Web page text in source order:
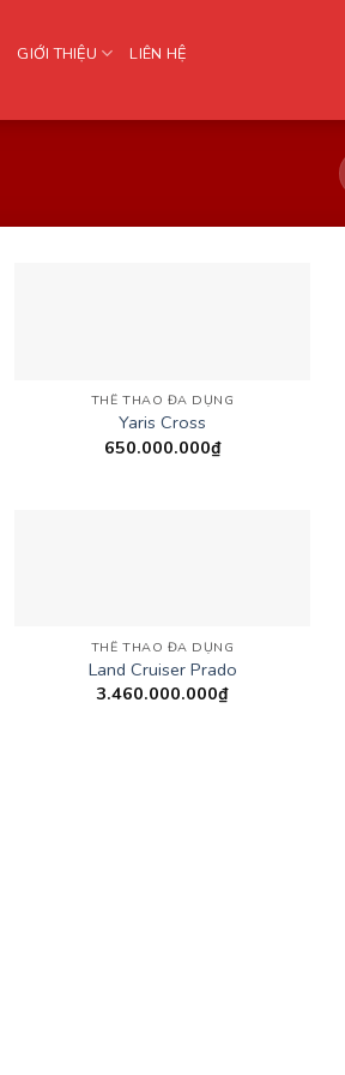
GIỚI THIỆU LIÊN HỆ
THỂ THAO ĐA DỤNG
Yaris Cross
650.000.000₫
THỂ THAO ĐA DỤNG
Land Cruiser Prado
3.460.000.000₫